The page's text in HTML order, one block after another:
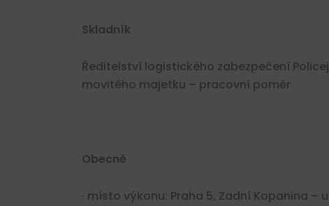
Skladník
Ředitelství logistického zabezpečení
movitého majetku – pracovní poměr
Obecně
· místo výkonu: Praha 5, Zadní Kopanina –